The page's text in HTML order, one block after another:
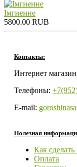
Iмгненне
5800.00 RUB
Контакты:
Интернет
Телефоны:
E-mail:
Полезная
Как сделать
Оплата